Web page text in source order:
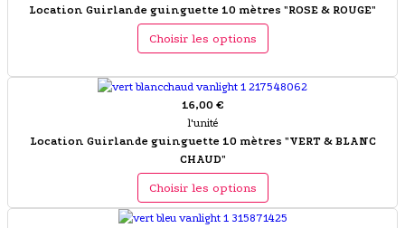
Location Guirlande guinguette 10 mètres "ROSE & ROUGE"
Choisir les options
16,00 €
l'unité
Location Guirlande guinguette 10 mètres "VERT & BLANC
CHAUD"
Choisir les options